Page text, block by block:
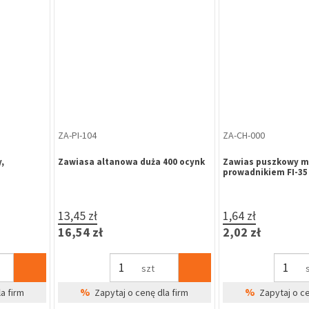
nikiel
firm
KL-WW-000
Klamka drzwiowa 92/240/30 WB
60,74 zł
74,71 zł
kpl
%Zapytaj o cenę dla firm
KL-SC-040
Klamka
CERASUS 72WB
69,00 zł
84,87 zł
%Zapytaj o